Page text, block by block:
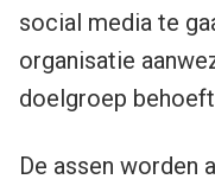
social media te
organisatie
doelgroep
De assen worden